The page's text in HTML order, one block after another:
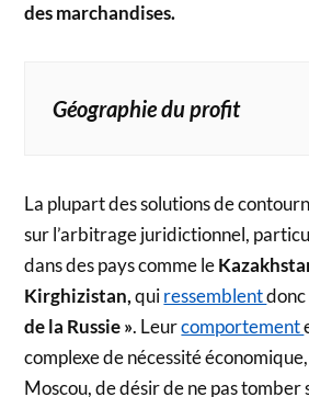
des marchandises.
Géographie du profit
La plupart des solutions de
sur l’arbitrage juridictionnel,
dans des pays comme le
Kirghizistan,quiressemblentdonc
de la Russie ». Leurcomportement
complexe de nécessité
Moscou, de désir de ne pas tomber